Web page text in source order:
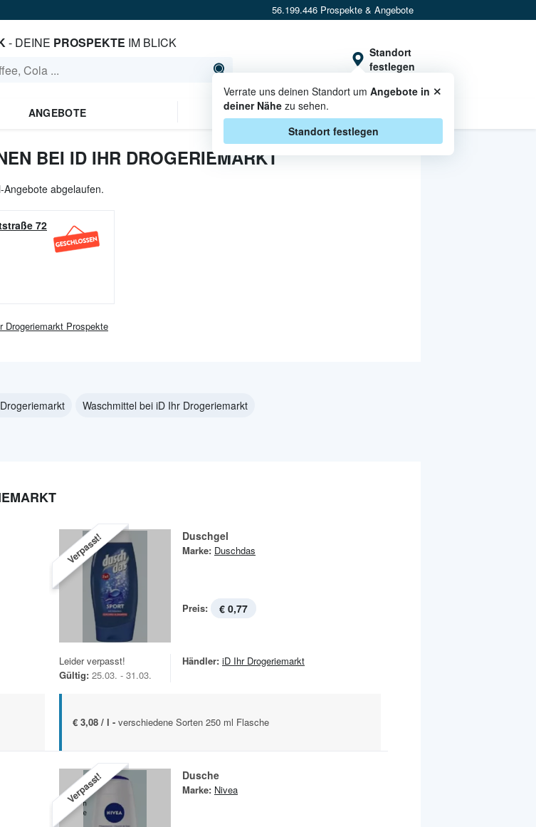
56.199.446 Prospekte & Angebote
- DEINE PROSPEKTE IM BLICK
Standort
festlegen
Verrate uns deinen Standort umAngebote in
deiner Nähe zu sehen.
Standort festlegen
×
ANGEBOTE CASHBACK
BEI ID IHR DROGERIEMARKT
abgelaufen.
72
Drogeriemarkt Prospekte
Waschmittel bei iD Ihr Drogeriemarkt
Verpasst! Duschgel
Marke: Duschdas
Preis: € 0,77
Leider verpasst!
Gültig: 25.03. - 31.03.
Händler: iD Ihr Drogeriemarkt
€ 3,08 / l - verschiedene Sorten 250 ml Flasche
Verpasst! Dusche
Marke: Nivea